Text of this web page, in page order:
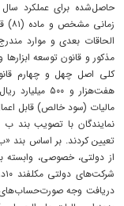
مذکور و قانون توسعه
مالیات (سود خالص) قابل
نمایندگان با تصویب بند ب
از دولتی، خصوصی، وابسته
دریافت وجه صورت‌‌‌حساب‌‌‌های